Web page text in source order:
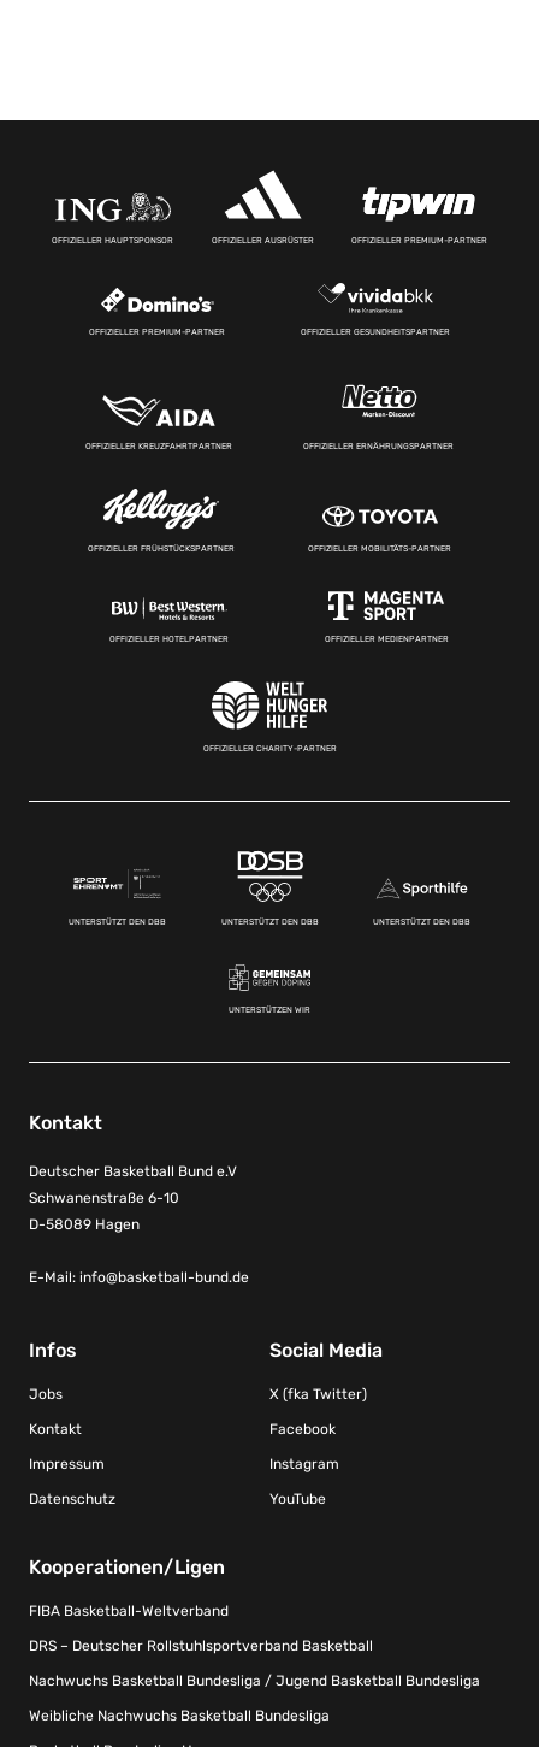
OFFIZIELLER HAUPTSPONSOR OFFIZIELLER AUSRÜSTER OFFIZIELLER PREMIUM-PARTNER
OFFIZIELLER PREMIUM-PARTNER OFFIZIELLER GESUNDHEITSPARTNER
OFFIZIELLER KREUZFAHRTPARTNER OFFIZIELLER ERNÄHRUNGSPARTNER
OFFIZIELLER FRÜHSTÜCKSPARTNER OFFIZIELLER MOBILITÄTS-PARTNER
OFFIZIELLER HOTELPARTNER OFFIZIELLER MEDIENPARTNER
OFFIZIELLER CHARITY-PARTNER
UNTERSTÜTZT DEN DBB UNTERSTÜTZT DEN DBB UNTERSTÜTZT DEN DBB
UNTERSTÜTZEN WIR
Kontakt
Deutscher Basketball Bund e.V
Schwanenstraße 6-10
D-58089 Hagen
E-Mail: info@basketball-bund.de
Infos
Jobs
Kontakt
Impressum
Datenschutz
Social Media
X (fka Twitter)
Facebook
Instagram
YouTube
Kooperationen/Ligen
FIBA Basketball-Weltverband
DRS – Deutscher Rollstuhlsportverband Basketball
Nachwuchs Basketball Bundesliga / Jugend Basketball Bundesliga
Weibliche Nachwuchs Basketball Bundesliga